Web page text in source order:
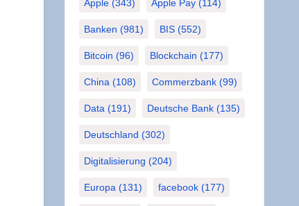
Apple(343) Apple Pay(114)
Banken (981) BIS(552)
Bitcoin (96) Blockchain (177)
China (108) Commerzbank(99)
Data (191) Deutsche Bank(135)
Deutschland (302)
Digitalisierung (204)
Europa (131) facebook(177)